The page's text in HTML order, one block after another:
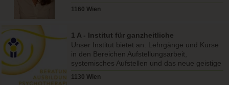
1160 Wien
1 A - Institut für ganzheitliche
Systementfaltung
Unser Institut bietet an: Lehrgänge und Kurse
in den Bereichen Aufstellungsarbeit,
systemisches Aufstellen und das neue geistige
1130 Wien